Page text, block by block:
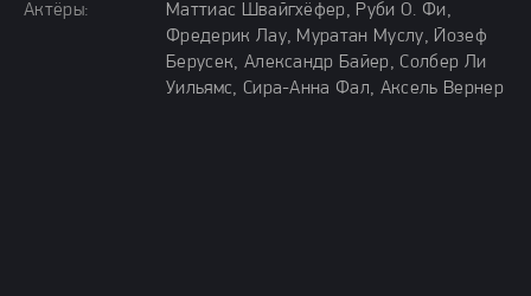
Актёры:
Маттиас Швайгхёфер, Руби О. Фи,
Фредерик Лау, Муратан Муслу, Йозеф
Берусек, Александр Байер, Солбер Ли
Уильямс, Сира-Анна Фал, Аксель Вернер